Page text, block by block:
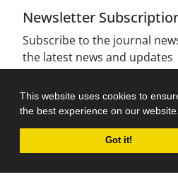
This website uses cookies to
the best experience on our website.
Got it!
Newsletter
Subscribe to the journal
the latest news and updates
Journal management